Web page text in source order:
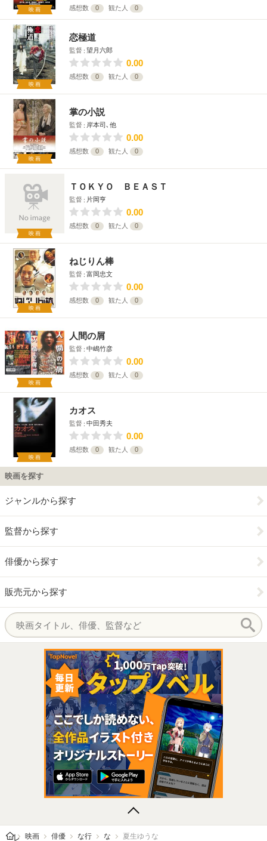
映画 感想数 0 観た人 0
映画
恋極道
監督 望月六郎
0.00
感想数 0 観た人 0
映画
掌の小説
監督 岸本司､他
0.00
感想数 0 観た人 0
映画
ＴＯＫＹＯ ＢＥＡＳＴ
監督 片岡亨
0.00
感想数 0 観た人 0
映画
ねじりん棒
監督 富岡忠文
0.00
感想数 0 観た人 0
映画
人間の屑
監督 中嶋竹彦
0.00
感想数 0 観た人 0
映画
カオス
監督 中田秀夫
0.00
感想数 0 観た人 0
映画を探す
ジャンルから探す
監督から探す
俳優から探す
販売元から探す
レビューン トップ
映画 俳優 な行 な 夏生ゆうな